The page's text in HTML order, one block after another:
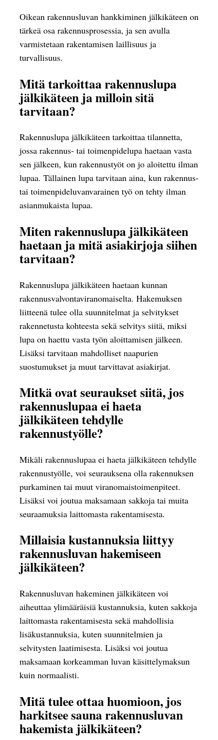
Oikean rakennusluvan hankkiminen jälkikäteen on
tärkeä osa rakennusprosessia, ja sen avulla
varmistetaan rakentamisen laillisuus ja
turvallisuus.
Mitä tarkoittaa rakennuslupa
jälkikäteen ja milloin sitä
tarvitaan?
Rakennuslupa jälkikäteen tarkoittaa tilannetta,
jossa rakennus- tai toimenpidelupa haetaan vasta
sen jälkeen, kun rakennustyöt on jo aloitettu ilman
lupaa. Tällainen lupa tarvitaan aina, kun rakennus-
tai toimenpideluvanvarainen työ on tehty ilman
asianmukaista lupaa.
Miten rakennuslupa jälkikäteen
haetaan ja mitä asiakirjoja siihen
tarvitaan?
Rakennuslupa jälkikäteen haetaan kunnan
rakennusvalvontaviranomaiselta. Hakemuksen
liitteenä tulee olla suunnitelmat ja selvitykset
rakennetusta kohteesta sekä selvitys siitä, miksi
lupa on haettu vasta työn aloittamisen jälkeen.
Lisäksi tarvitaan mahdolliset naapurien
suostumukset ja muut tarvittavat asiakirjat.
Mitkä ovat seuraukset siitä, jos
rakennuslupaa ei haeta
jälkikäteen tehdylle
rakennustyölle?
Mikäli rakennuslupaa ei haeta jälkikäteen tehdylle
rakennustyölle, voi seurauksena olla rakennuksen
purkaminen tai muut viranomaistoimenpiteet.
Lisäksi voi joutua maksamaan sakkoja tai muita
seuraamuksia laittomasta rakentamisesta.
Millaisia kustannuksia liittyy
rakennusluvan hakemiseen
jälkikäteen?
Rakennusluvan hakeminen jälkikäteen voi
aiheuttaa ylimääräisiä kustannuksia, kuten sakkoja
laittomasta rakentamisesta sekä mahdollisia
lisäkustannuksia, kuten suunnitelmien ja
selvitysten laatimisesta. Lisäksi voi joutua
maksamaan korkeamman luvan käsittelymaksun
kuin normaalisti.
Mitä tulee ottaa huomioon, jos
harkitsee sauna rakennusluvan
hakemista jälkikäteen?